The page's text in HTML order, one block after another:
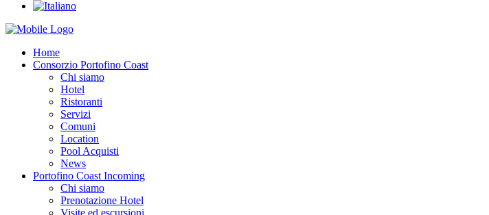
Home
Consorzio Portofino Coast
Chi siamo
Hotel
Ristoranti
Servizi
Comuni
Location
Pool Acquisti
News
Portofino Coast Incoming
Chi siamo
Prenotazione Hotel
Visite ed escursioni